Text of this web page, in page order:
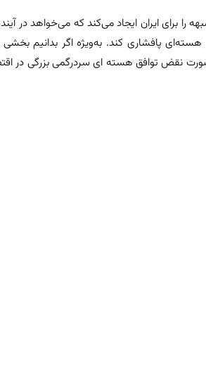
برای ایران ایجاد می‌کند که می‌خواهد در
پافشاری کند. به‌ویژه اگر بدانیم بخشی
نقض توافق هسته ای سردرگمی بزرگی در